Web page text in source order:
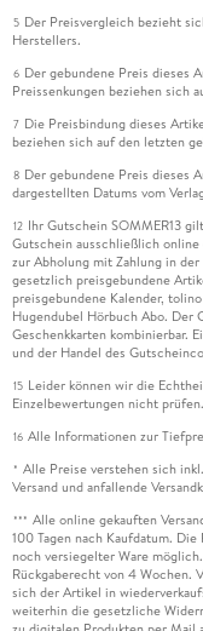
5 Der Preisvergleich bezieht
Herstellers.
6 Der gebundene Preis dieses
Preissenkungen beziehen sich
7 Die Preisbindung dieses
beziehen sich auf den letzten
8 Der gebundene Preis dieses
dargestellten Datums vom
12 Ihr Gutschein SOMMER13
Gutschein ausschließlich
zur Abholung mit Zahlung in
gesetzlich preisgebundene
preisgebundene Kalender,
Hugendubel Hörbuch Abo. Der
Geschenkkarten kombinierbar.
und der Handel des
15 Leider können wir die
Einzelbewertungen nicht prüfen.
16 Alle Informationen zur
* Alle Preise verstehen sich
Versand und anfallende
*** Alle online gekauften
100 Tagen nach Kaufdatum.
noch versiegelter Ware
Rückgaberecht von 4 Wochen.
sich der Artikel in
weiterhin die gesetzliche